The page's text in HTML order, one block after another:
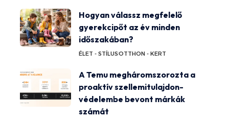
Hogyan válassz megfelelő
gyerekcipőt az év minden
időszakában?
ÉLET - STÍLUSOTTHON - KERT
A Temu megháromszorozta a
proaktív szellemitulajdon-
védelembe bevont márkák
számát